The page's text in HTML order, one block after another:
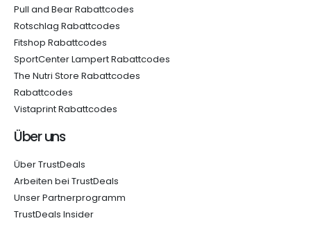
Pull and Bear Rabattcodes
Rotschlag Rabattcodes
Fitshop Rabattcodes
SportCenter Lampert Rabattcodes
The Nutri Store Rabattcodes
Rabattcodes
Vistaprint Rabattcodes
Über uns
Über TrustDeals
Arbeiten bei TrustDeals
Unser Partnerprogramm
TrustDeals Insider